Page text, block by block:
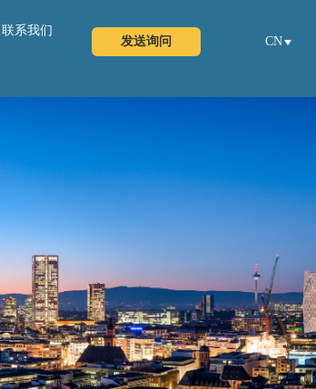
联系我们
发送询问
CN